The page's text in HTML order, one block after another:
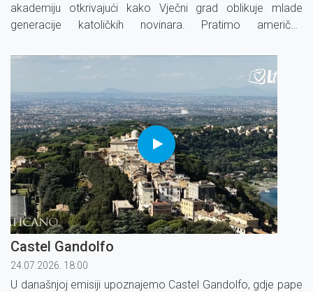
akademiju otkrivajući kako Vječni grad oblikuje mlade
generacije katoličkih novinara. Pratimo američke
nastavu, duhovne posjete i molitvu.
Castel Gandolfo
24.07.2026. 18:00
U današnjoj emisiji upoznajemo Castel Gandolfo, gdje pape